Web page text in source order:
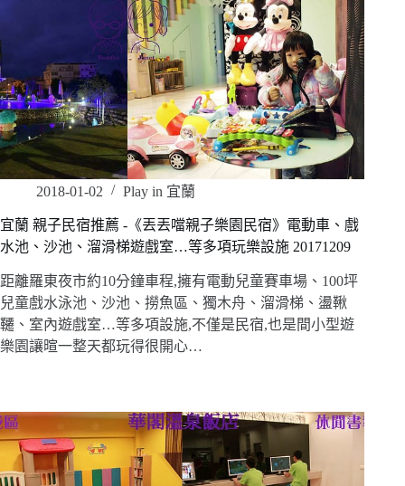
2018-01-02 Play in 宜蘭
宜蘭 親子民宿推薦 -《丟丟噹親子樂園民宿》電動車、戲
水池、沙池、溜滑梯遊戲室…等多項玩樂設施 20171209
距離羅東夜市約10分鐘車程,擁有電動兒童賽車場、100坪
兒童戲水泳池、沙池、撈魚區、獨木舟、溜滑梯、盪鞦
韆、室內遊戲室…等多項設施,不僅是民宿,也是間小型遊
樂園讓暄一整天都玩得很開心…